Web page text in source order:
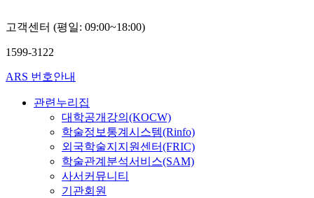
고객센터 (평일: 09:00~18:00)
1599-3122
ARS 번호안내
관련누리집
대학공개강의(KOCW)
학술정보통계시스템(Rinfo)
외국학술지지원센터(FRIC)
학술관계분석서비스(SAM)
사서커뮤니티
기관회원